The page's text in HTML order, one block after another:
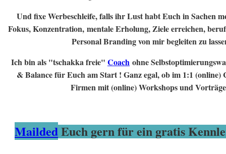
Und fixe Werbeschleife, falls ihr Lust habt Euch in Sachen
Fokus, Konzentration, mentale Erholung, Ziele erreichen,
Personal Branding von mir begleiten zu
Ich bin als "tschakka freie" Coach ohne
& Balance für Euch am Start ! Ganz egal, ob im 1:1 (online)
Firmen mit (online) Workshops und
MaildedEuch gern für ein gratis